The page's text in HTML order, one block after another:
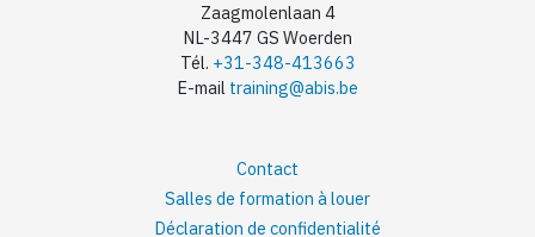
Zaagmolenlaan 4
NL-3447 GS Woerden
Tél. +31-348-413663
E-mail training@abis.be
Contact
Salles de formation à louer
Déclaration de confidentialité